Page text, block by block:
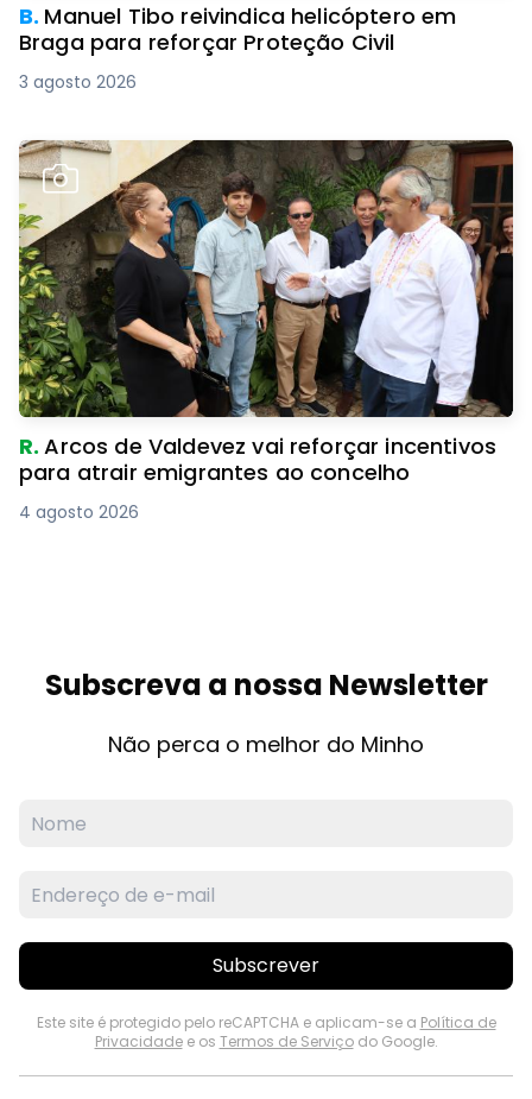
B. Manuel Tibo reivindica helicóptero em
Braga para reforçar Proteção Civil
3 agosto 2026
R.Arcos de Valdevez vai reforçar incentivos
para atrair emigrantes ao concelho
4 agosto 2026
Subscreva a nossa Newsletter
Não perca o melhor do Minho
Subscrever
Este site é protegido pelo reCAPTCHA e aplicam-se a Política de
Privacidadee os Termos de Serviçodo Google.